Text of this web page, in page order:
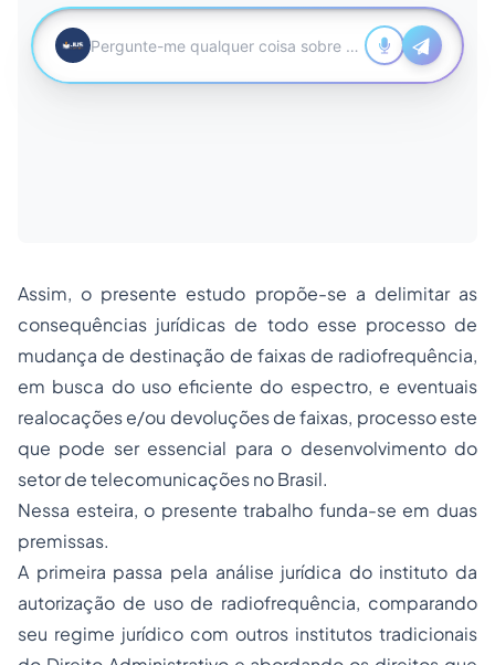
Assim, o presente estudo propõe-se a delimitar as
consequências jurídicas de todo esse processo de
mudança de destinação de faixas de radiofrequência,
em busca do uso eficiente do espectro, e eventuais
realocações e/ou devoluções de faixas, processo este
que pode ser essencial para o desenvolvimento do
setor de telecomunicações no Brasil.
Nessa esteira, o presente trabalho funda-se em duas
premissas.
A primeira passa pela análise jurídica do instituto da
autorização de uso de radiofrequência, comparando
seu regime jurídico com outros institutos tradicionais